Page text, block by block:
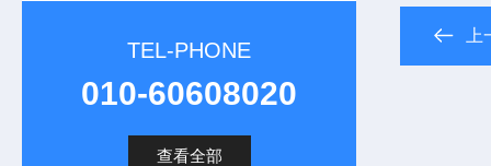
TEL-PHONE
010-60608020
查看全部